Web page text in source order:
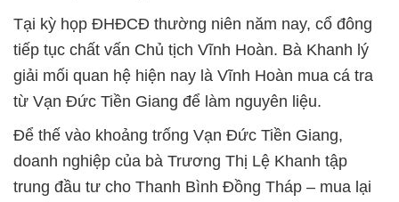
Tại kỳ họp ĐHĐCĐ thường niên năm nay, cổ đông
tiếp tục chất vấn Chủ tịch Vĩnh Hoàn. Bà Khanh lý
giải mối quan hệ hiện nay là Vĩnh Hoàn mua cá tra
từ Vạn Đức Tiền Giang để làm nguyên liệu.
Để thế vào khoảng trống Vạn Đức Tiền Giang,
doanh nghiệp của bà Trương Thị Lệ Khanh tập
trung đầu tư cho Thanh Bình Đồng Tháp – mua lại